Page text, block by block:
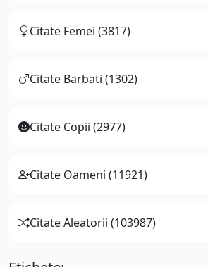
Citate Femei (3817)
Citate Barbati (1302)
Citate Copii (2977)
Citate Oameni (11921)
Citate Aleatorii (103987)